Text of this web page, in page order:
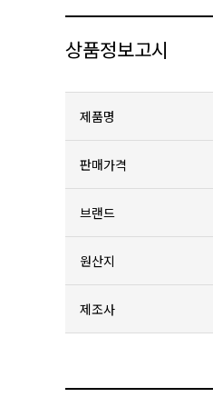
상품정보고시
제품명
판매가격
브랜드
원산지
제조사